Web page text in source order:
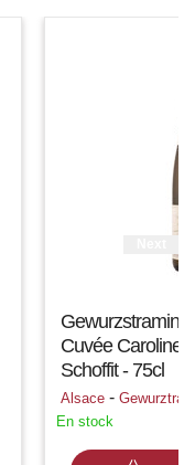
Cuvée Caroline
Schoffit - 75cl
Alsace -
En stock